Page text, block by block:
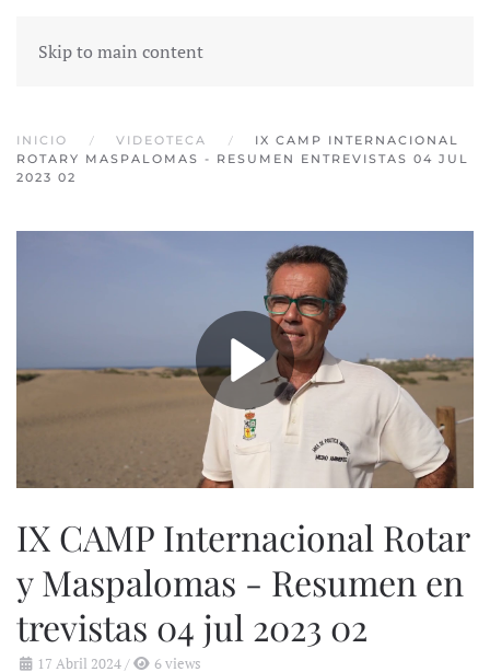
Skip to main content
INICIO VIDEOTECA
IX CAMP INTERNACIONAL
ROTARY MASPALOMAS - RESUMEN ENTREVISTAS 04 JUL
2023 02
IX CAMP Internacional Rotar
y Maspalomas - Resumen en
trevistas 04 jul 2023 02
17 Abril 2024/
6 views